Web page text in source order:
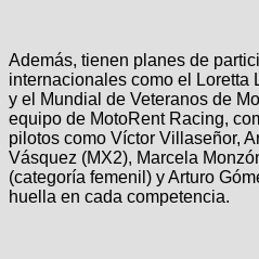
Además, tienen planes de
internacionales como el Loretta
y el Mundial de Veteranos de
equipo de MotoRent Racing,
pilotos como Víctor Villaseñor,
Vásquez (MX2), Marcela
(categoría femenil) y Arturo
huella en cada competencia.